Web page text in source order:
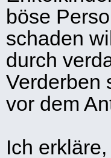
böse
schaden
durch
Verderben
vor dem
Ich